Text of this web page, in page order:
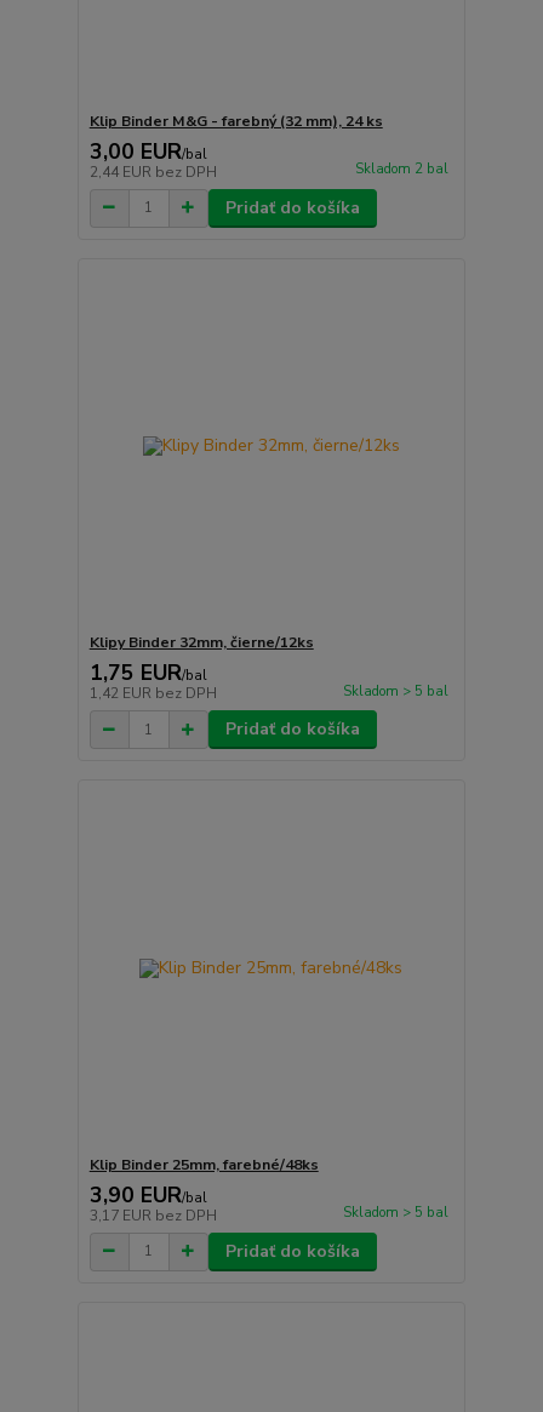
Klip Binder M&G - farebný (32 mm), 24 ks
3,00 EUR/bal
2,44 EUR bez DPH Skladom 2 bal
Pridať do košíka
Klipy Binder 32mm, čierne/12ks
1,75 EUR/bal
1,42 EUR bez DPH Skladom > 5 bal
Pridať do košíka
Klip Binder 25mm, farebné/48ks
3,90 EUR/bal
3,17 EUR bez DPH Skladom > 5 bal
Pridať do košíka